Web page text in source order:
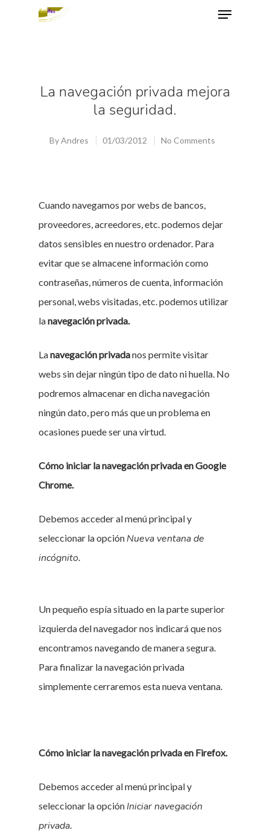
La navegación privada mejora
la seguridad.
ByAndres 01/03/2012 No Comments
Cuando navegamos por webs de bancos,
proveedores, acreedores, etc. podemos dejar
datos sensibles en nuestro ordenador. Para
evitar que se almacene información como
contraseñas, números de cuenta, información
personal, webs visitadas, etc. podemos utilizar
lanavegación privada.
Lanavegación privadanos permite visitar
webs sin dejar ningún tipo de dato ni huella. No
podremos almacenar en dicha navegación
ningún dato, pero más que un problema en
ocasiones puede ser una virtud.
Cómo iniciar la navegación privada en Google
Chrome.
Debemos acceder al menú principal y
seleccionar la opción Nueva ventana de
incógnito.
Un pequeño espía situado en la parte superior
izquierda del navegador nos indicará que nos
encontramos navegando de manera segura.
Para finalizar la navegación privada
simplemente cerraremos esta nueva ventana.
Cómo iniciar la navegación privada en Firefox.
Debemos acceder al menú principal y
seleccionar la opción Iniciar navegación
privada.